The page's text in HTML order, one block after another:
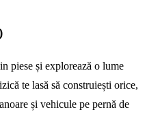
piese și explorează o lume
te lasă să construiești orice,
și vehicule pe pernă de